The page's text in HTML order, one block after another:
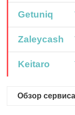
Getuniq
Zaleycash
Keitaro
Обзор сервиса